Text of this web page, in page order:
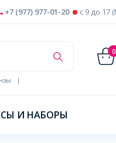
+7 (977) 977-01-20 c 9 до 17
0
|
И НАБОРЫ